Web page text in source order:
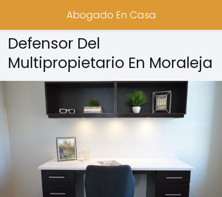
Abogado En Casa
Defensor Del
Multipropietario En Moraleja